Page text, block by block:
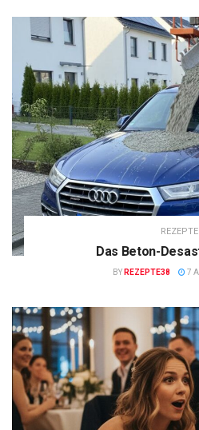
REZEPTE
Das Beton-
BY REZEPTE38 7